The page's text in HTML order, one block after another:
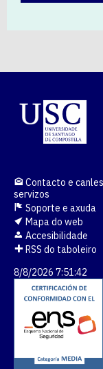
Contacto e
servizos
Soporte e axuda
Mapa do web
Accesibilidade
RSS do taboleiro
8/8/2026 7:51:42